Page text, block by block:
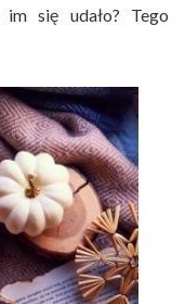
się udało? Tego